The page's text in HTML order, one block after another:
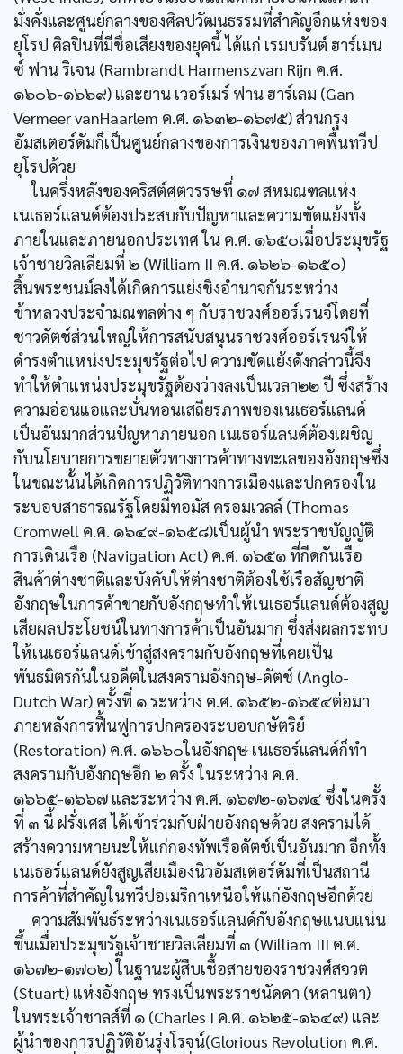
มั่งคั่งและศูนย์กลางของศิลปวัฒนธรรมที่สำคัญอีกแห่งของ
ยุโรป ศิลปินที่มีชื่อเสียงของยุคนี้ ได้แก่ เรมบรันต์ ฮาร์เมน
ซ์ ฟาน ริเจน (Rambrandt Harmenszvan Rijn ค.ศ.
๑๖๐๖-๑๖๖๙) และยาน เวอร์เมร์ ฟาน ฮาร์เลม (Gan
Vermeer vanHaarlem ค.ศ. ๑๖๓๒-๑๖๗๕) ส่วนกรุง
อัมสเตอร์ดัมก็เป็นศูนย์กลางของการเงินของภาคพื้นทวีป
ยุโรปด้วย
ในครึ่งหลังของคริสต์ศตวรรษที่ ๑๗ สหมณฑลแห่ง
เนเธอร์แลนด์ต้องประสบกับปัญหาและความขัดแย้งทั้ง
ภายในและภายนอกประเทศ ใน ค.ศ. ๑๖๕๐เมื่อประมุขรัฐ
เจ้าชายวิลเลียมที่ ๒ (William II ค.ศ. ๑๖๒๖-๑๖๕๐)
สิ้นพระชนม์ลงได้เกิดการแย่งชิงอำนาจกันระหว่าง
ข้าหลวงประจำมณฑลต่าง ๆ กับราชวงศ์ออร์เรนจ์โดยที่
ชาวดัตช์ส่วนใหญ่ให้การสนับสนุนราชวงศ์ออร์เรนจ์ให้
ดำรงตำแหน่งประมุขรัฐต่อไป ความขัดแย้งดังกล่าวนี้จึง
ทำให้ตำแหน่งประมุขรัฐต้องว่างลงเป็นเวลา๒๒ ปี ซึ่งสร้าง
ความอ่อนแอและบั่นทอนเสถียรภาพของเนเธอร์แลนด์
เป็นอันมากส่วนปัญหาภายนอก เนเธอร์แลนด์ต้องเผชิญ
กับนโยบายการขยายตัวทางการค้าทางทะเลของอังกฤษซึ่ง
ในขณะนั้นได้เกิดการปฏิวัติทางการเมืองและปกครองใน
ระบอบสาธารณรัฐโดยมีทอมัส ครอมเวลล์ (Thomas
Cromwell ค.ศ. ๑๖๔๙-๑๖๕๘)เป็นผู้นำ พระราชบัญญัติ
การเดินเรือ (Navigation Act) ค.ศ. ๑๖๕๑ ที่กีดกันเรือ
สินค้าต่างชาติและบังคับให้ต่างชาติต้องใช้เรือสัญชาติ
อังกฤษในการค้าขายกับอังกฤษทำให้เนเธอร์แลนด์ต้องสูญ
เสียผลประโยชน์ในทางการค้าเป็นอันมาก ซึ่งส่งผลกระทบ
ให้เนเธอร์แลนด์เข้าสู่สงครามกับอังกฤษที่เคยเป็น
พันธมิตรกันในอดีตในสงครามอังกฤษ-ดัตช์ (Anglo-
Dutch War) ครั้งที่ ๑ ระหว่าง ค.ศ. ๑๖๕๒-๑๖๕๔ต่อมา
ภายหลังการฟื้นฟูการปกครองระบอบกษัตริย์
(Restoration) ค.ศ. ๑๖๖๐ในอังกฤษ เนเธอร์แลนด์ก็ทำ
สงครามกับอังกฤษอีก ๒ ครั้ง ในระหว่าง ค.ศ.
๑๖๖๕-๑๖๖๗ และระหว่าง ค.ศ. ๑๖๗๒-๑๖๗๔ ซึ่งในครั้ง
ที่ ๓ นี้ ฝรั่งเศส ได้เข้าร่วมกับฝ่ายอังกฤษด้วย สงครามได้
สร้างความหายนะให้แก่กองทัพเรือดัตช์เป็นอันมาก อีกทั้ง
เนเธอร์แลนด์ยังสูญเสียเมืองนิวอัมสเตอร์ดัมที่เป็นสถานี
การค้าที่สำคัญในทวีปอเมริกาเหนือให้แก่อังกฤษอีกด้วย
ความสัมพันธ์ระหว่างเนเธอร์แลนด์กับอังกฤษแนบแน่น
ขึ้นเมื่อประมุขรัฐเจ้าชายวิลเลียมที่ ๓ (William III ค.ศ.
๑๖๗๒-๑๗๐๒) ในฐานะผู้สืบเชื้อสายของราชวงศ์สจวต
(Stuart) แห่งอังกฤษ ทรงเป็นพระราชนัดดา (หลานตา)
ในพระเจ้าชาลส์ที่ ๑ (Charles I ค.ศ. ๑๖๒๕-๑๖๔๙) และ
ผู้นำของการปฏิวัติอันรุ่งโรจน์(Glorious Revolution ค.ศ.